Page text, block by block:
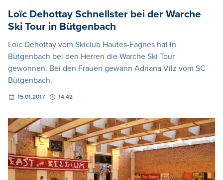
Loïc Dehottay Schnellster bei der Warche
Ski Tour in Bütgenbach
Loïc Dehottay vom Skiclub Hautes-Fagnes hat in
Bütgenbach bei den Herren die Warche Ski Tour
gewonnen. Bei den Frauen gewann Adriana Vilz vom SC
Bütgenbach.
15.01.2017 14:42